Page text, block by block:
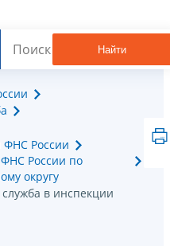
Найти
России
России по
округу
в инспекции